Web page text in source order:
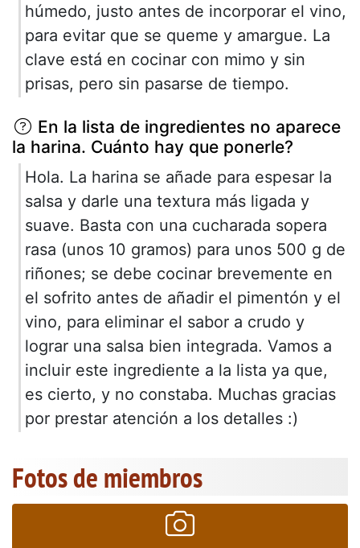
húmedo, justo antes de incorporar el vino,
para evitar que se queme y amargue. La
clave está en cocinar con mimo y sin
prisas, pero sin pasarse de tiempo.
En la lista de ingredientes no aparece
la harina. Cuánto hay que ponerle?
Hola. La harina se añade para espesar la
salsa y darle una textura más ligada y
suave. Basta con una cucharada sopera
rasa (unos 10 gramos) para unos 500 g de
riñones; se debe cocinar brevemente en
el sofrito antes de añadir el pimentón y el
vino, para eliminar el sabor a crudo y
lograr una salsa bien integrada. Vamos a
incluir este ingrediente a la lista ya que,
es cierto, y no constaba. Muchas gracias
por prestar atención a los detalles :)
Fotos de miembros